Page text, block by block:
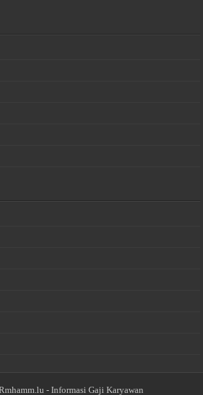
- Informasi Gaji Karyawan